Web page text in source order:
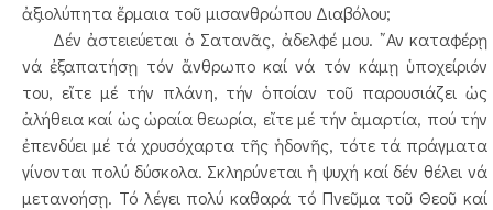
ἀξιολύπητα ἕρμαια τοῦ μισανθρώπου Διαβόλου;
Δέν ἀστειεύεται ὁ Σατανᾶς, ἀδελφέ μου. ῎Αν καταφέρῃ
νά ἐξαπατήσῃ τόν ἄνθρωπο καί νά τόν κάμῃ ὑποχείριόν
του, εἴτε μέ τήν πλάνη, τήν ὁποίαν τοῦ παρουσιάζει ὡς
ἀλήθεια καί ὡς ὡραία θεωρία, εἴτε μέ τήν ἁμαρτία, πού τήν
ἐπενδύει μέ τά χρυσόχαρτα τῆς ἡδονῆς, τότε τά πράγματα
γίνονται πολύ δύσκολα. Σκληρύνεται ἡ ψυχή καί δέν θέλει νά
μετανοήσῃ. Τό λέγει πολύ καθαρά τό Πνεῦμα τοῦ Θεοῦ καί